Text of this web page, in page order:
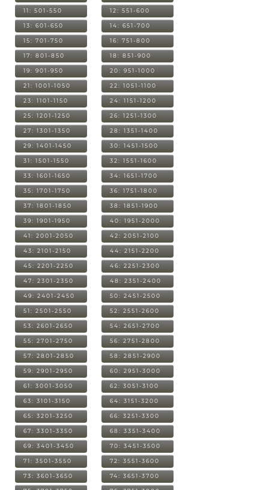
11: 501-550 12: 551-600
13: 601-650 14: 651-700
15: 701-750 16: 751-800
17: 801-850 18: 851-900
19: 901-950 20: 951-1000
21: 1001-1050 22: 1051-1100
23: 1101-1150 24: 1151-1200
25: 1201-1250 26: 1251-1300
27: 1301-1350 28: 1351-1400
29: 1401-1450 30: 1451-1500
31: 1501-1550 32: 1551-1600
33: 1601-1650 34: 1651-1700
35: 1701-1750 36: 1751-1800
37: 1801-1850 38: 1851-1900
39: 1901-1950 40: 1951-2000
41: 2001-2050 42: 2051-2100
43: 2101-2150 44: 2151-2200
45: 2201-2250 46: 2251-2300
47: 2301-2350 48: 2351-2400
49: 2401-2450 50: 2451-2500
51: 2501-2550 52: 2551-2600
53: 2601-2650 54: 2651-2700
55: 2701-2750 56: 2751-2800
57: 2801-2850 58: 2851-2900
59: 2901-2950 60: 2951-3000
61: 3001-3050 62: 3051-3100
63: 3101-3150 64: 3151-3200
65: 3201-3250 66: 3251-3300
67: 3301-3350 68: 3351-3400
69: 3401-3450 70: 3451-3500
71: 3501-3550 72: 3551-3600
73: 3601-3650 74: 3651-3700